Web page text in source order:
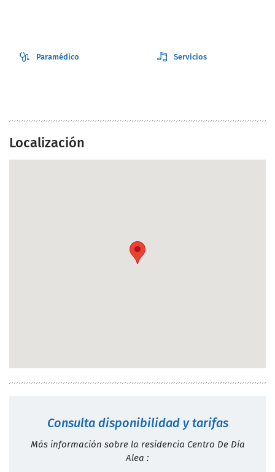
Paramédico Servicios
Localización
Consulta disponibilidad y tarifas
Más información sobre la residencia Centro De Día
Alea :